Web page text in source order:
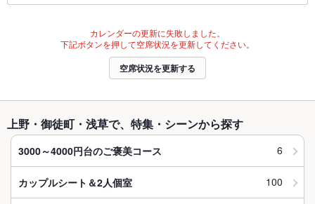
カレンダーの更新に失敗しました。
下記ボタンを押して空席状況を更新してください。
空席状況を更新する
上野・御徒町・浅草で、特集・シーンから探す
3000～4000円台のご褒美コース 6
カップルシート＆2人個室 100